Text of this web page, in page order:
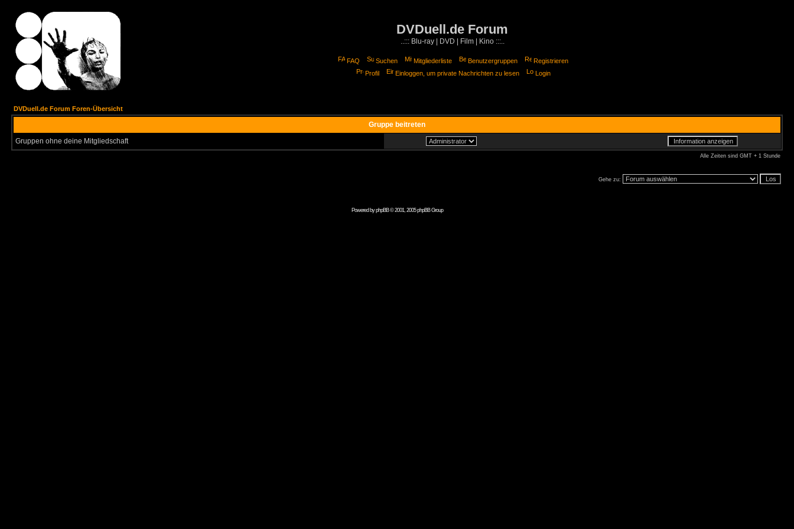
DVDuell.de Forum
..::: Blu-ray | DVD | Film | Kino :::..
FAQ Suchen Mitgliederliste Benutzergruppen
Registrieren
Profil
Einloggen, um private Nachrichten zu lesen Login
DVDuell.de Forum Foren-Übersicht
Gruppe beitreten
Gruppen ohne deine Mitgliedschaft
Alle Zeiten sind GMT + 1 Stunde
Gehe zu:
Powered byphpBB© 2001, 2005 phpBB Group